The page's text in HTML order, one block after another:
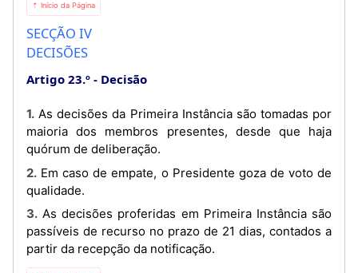
⇡ Início da Página
SECÇÃO IV
DECISÕES
Artigo 23.º Decisão
1. As decisões da Primeira Instância são tomadas por
maioria dos membros presentes, desde que haja
quórum de deliberação.
2. Em caso de empate, o Presidente goza de voto de
qualidade.
3. As decisões proferidas em Primeira Instância são
passíveis de recurso no prazo de 21 dias, contados a
partir da recepção da notificação.